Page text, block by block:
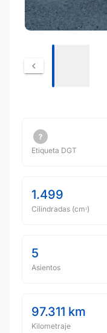
Etiqueta DGT
1.499
Cilindradas (cmᵌ)
5
Asientos
97.311 km
Kilometraje